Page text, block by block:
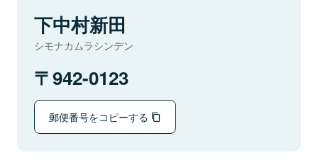
下中村新田
シモナカムラシンデン
942-0123
郵便番号をコピーする